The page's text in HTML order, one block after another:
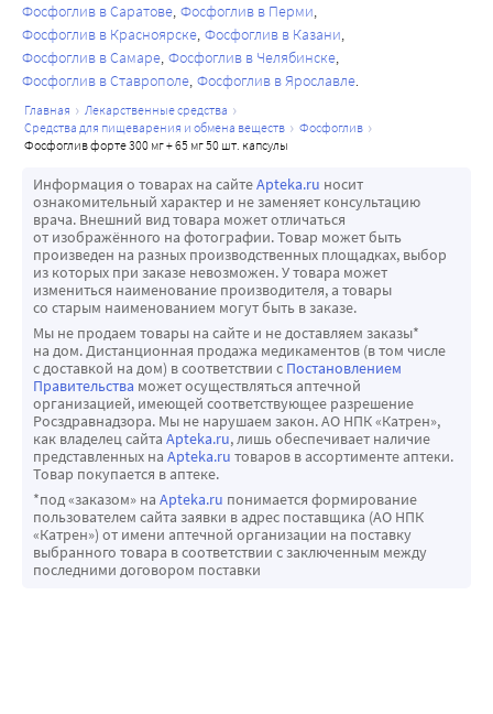
Фосфоглив в Саратове Фосфоглив в Перми
Фосфоглив в Красноярске Фосфоглив в Казани
Фосфоглив в Самаре Фосфоглив в Челябинске
Фосфоглив в Ставрополе Фосфоглив в Ярославле
главная
лекарственные средства
средства для пищеварения и обмена веществ
фосфоглив
фосфоглив форте 300 мг + 65 мг 50 шт. капсулы
Информация о товарах на сайтеApteka.ru носит
ознакомительный характер и не заменяет консультацию
врача. Внешний вид товара может отличаться
от изображённого на фотографии. Товар может быть
произведен на разных производственных площадках, выбор
из которых при заказе невозможен. У товара может
измениться наименование производителя, а товары
со старым наименованием могут быть в заказе.
Мы не продаем товары на сайте и не доставляем заказы*
на дом. Дистанционная продажа медикаментов (в том числе
с доставкой на дом) в соответствии с Постановлением
Правительства может осуществляться аптечной
организацией, имеющей соответствующее разрешение
Росздравнадзора. Мы не нарушаем закон. АО НПК «Катрен»,
как владелец сайта Apteka.ru, лишь обеспечивает наличие
представленных на Apteka.ru товаров в ассортименте аптеки.
Товар покупается в аптеке.
*под «заказом» на Apteka.ru понимается формирование
пользователем сайта заявки в адрес поставщика (АО НПК
«Катрен») от имени аптечной организации на поставку
выбранного товара в соответствии с заключенным между
последними договором поставки